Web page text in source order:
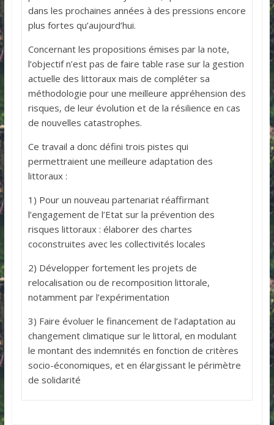
dans les prochaines années à des pressions encore
plus fortes qu’aujourd’hui.
Concernant les propositions émises par la note,
l’objectif n’est pas de faire table rase sur la gestion
actuelle des littoraux mais de compléter sa
méthodologie pour une meilleure appréhension des
risques, de leur évolution et de la résilience en cas
de nouvelles catastrophes.
Ce travail a donc défini trois pistes qui
permettraient une meilleure adaptation des
littoraux :
1) Pour un nouveau partenariat réaffirmant
l’engagement de l’Etat sur la prévention des
risques littoraux : élaborer des chartes
coconstruites avec les collectivités locales
2) Développer fortement les projets de
relocalisation ou de recomposition littorale,
notamment par l’expérimentation
3) Faire évoluer le financement de l’adaptation au
changement climatique sur le littoral, en modulant
le montant des indemnités en fonction de critères
socio-économiques, et en élargissant le périmètre
de solidarité